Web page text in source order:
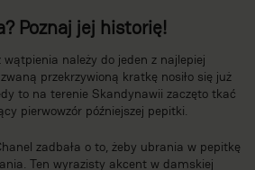
Poznaj jej historię!
należy do jeden z najlepiej
przekrzywioną kratkę nosiło się już
to na terenie Skandynawii zaczęto tkać
pierwowzór późniejszej pepitki.
zadbała o to, żeby ubrania w pepitkę
Ten wyrazisty akcent w damskiej